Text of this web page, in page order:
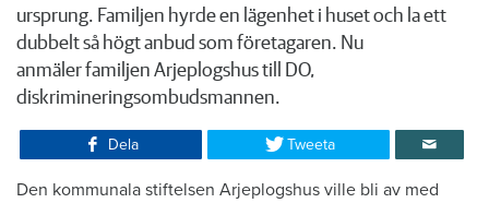
ursprung. Familjen hyrde en lägenhet i huset och la ett
dubbelt så högt anbud som företagaren. Nu
anmäler familjen Arjeplogshus till DO,
diskrimineringsombudsmannen.
Dela Tweeta
​Den kommunala stiftelsen Arjeplogshus ville bli av med